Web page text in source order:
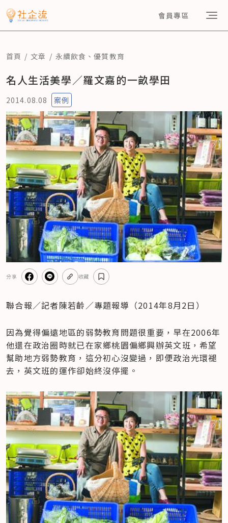
會員專區
首頁 文章 永續飲食 、優質教育
名人生活美學／羅文嘉的一畝學田
2014.08.08 案例
分享 收藏
聯合報／記者陳若齡／專題報導（2014年8月2日）
因為覺得偏遠地區的弱勢教育問題很重要，早在2006年
他還在政治圈時就已在家鄉桃園偏鄉興辦英文班，希望
幫助地方弱勢教育，這分初心沒變過，即便政治光環褪
去，英文班的運作卻始終沒停擺。